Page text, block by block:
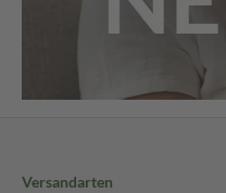
Versandarten